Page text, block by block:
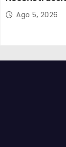
y el empleo
Ago 5, 2026